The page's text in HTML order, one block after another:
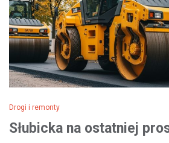
Drogi i remonty
Słubicka na ostatniej